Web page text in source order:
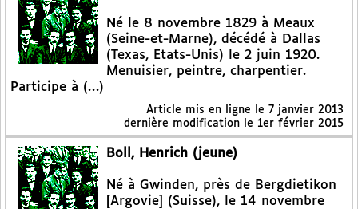
Né le 8 novembre 1829 à Meaux
(Seine-et-Marne), décédé à Dallas
(Texas, Etats-Unis) le 2 juin 1920.
Menuisier, peintre, charpentier.
Participe à (…)
Article mis en ligne le 7 janvier 2013
dernière modification le 1er février 2015
Boll, Henrich (jeune)
Né à Gwinden, près de Bergdietikon
[Argovie] (Suisse), le 14 novembre